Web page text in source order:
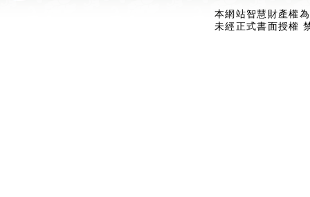
本網站智慧財產權
未經正式書面授權